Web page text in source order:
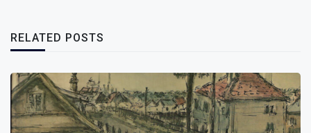
RELATED POSTS